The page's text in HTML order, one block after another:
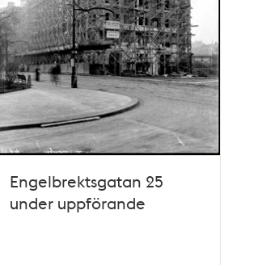
Engelbrektsgatan 25
under uppförande